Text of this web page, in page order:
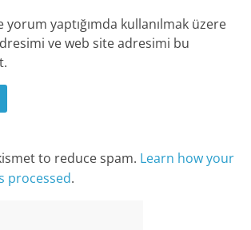
yorum yaptığımda kullanılmak üzere
ve web site adresimi bu
to reduce spam. Learn how your
processed.